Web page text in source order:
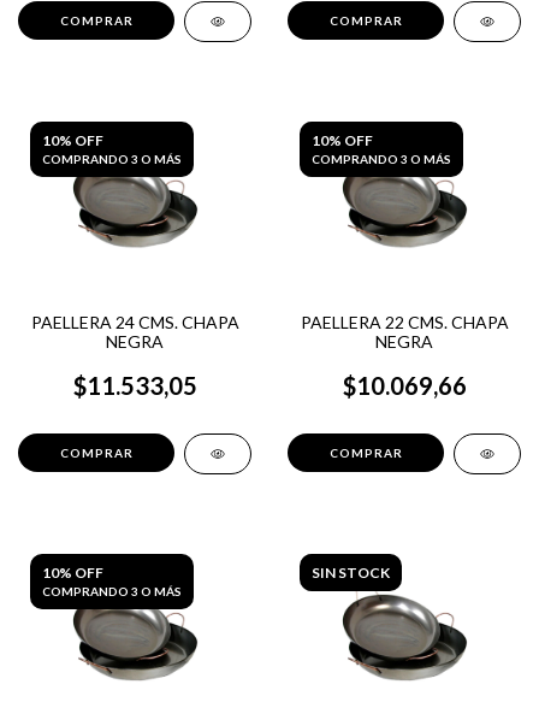
10% OFF
COMPRANDO 3 O MÁS
PAELLERA 24 CMS. CHAPA
NEGRA
$11.533,05
10% OFF
COMPRANDO 3 O MÁS
PAELLERA 22 CMS. CHAPA
NEGRA
$10.069,66
10% OFF
COMPRANDO 3 O MÁS
SIN STOCK